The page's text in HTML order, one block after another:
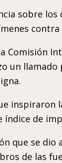
sobre
Comisión
un
inspiraron
de
que se
de las